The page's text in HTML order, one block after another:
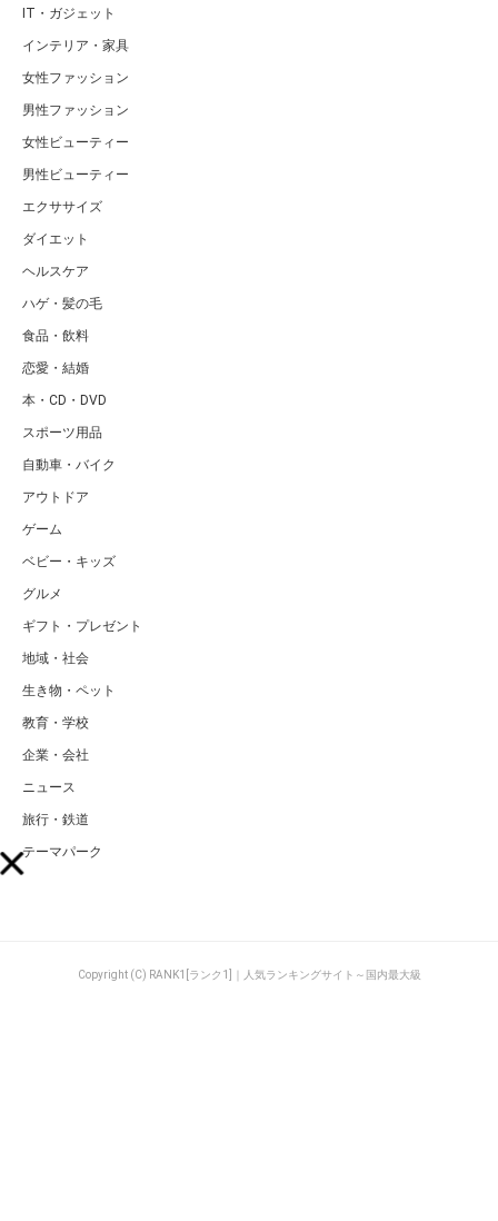
IT・ガジェット
インテリア・家具
女性ファッション
男性ファッション
女性ビューティー
男性ビューティー
エクササイズ
ダイエット
ヘルスケア
ハゲ・髪の毛
食品・飲料
恋愛・結婚
本・CD・DVD
スポーツ用品
自動車・バイク
アウトドア
ゲーム
ベビー・キッズ
グルメ
ギフト・プレゼント
地域・社会
生き物・ペット
教育・学校
企業・会社
ニュース
旅行・鉄道
テーマパーク
Copyright (C) RANK1[ランク1]｜人気ランキングサイト～国内最大級